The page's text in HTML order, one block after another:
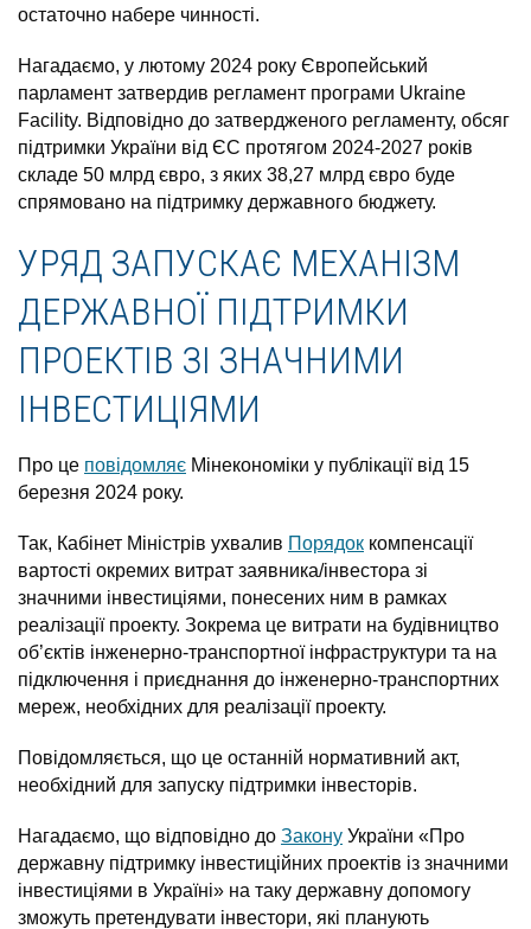
остаточно набере чинності.
Нагадаємо, у лютому 2024 року Європейський
парламент затвердив регламент програми Ukraine
Facility. Відповідно до затвердженого регламенту, обсяг
підтримки України від ЄС протягом 2024-2027 років
складе 50 млрд євро, з яких 38,27 млрд євро буде
спрямовано на підтримку державного бюджету.
УРЯД ЗАПУСКАЄ МЕХАНІЗМ
ДЕРЖАВНОЇ ПІДТРИМКИ
ПРОЕКТІВ ЗІ ЗНАЧНИМИ
ІНВЕСТИЦІЯМИ
Про це повідомляє Мінекономіки у публікації від 15
березня 2024 року.
Так, Кабінет Міністрів ухвалив Порядок компенсації
вартості окремих витрат заявника/інвестора зі
значними інвестиціями, понесених ним в рамках
реалізації проекту. Зокрема це витрати на будівництво
об’єктів інженерно-транспортної інфраструктури та на
підключення і приєднання до інженерно-транспортних
мереж, необхідних для реалізації проекту.
Повідомляється, що це останній нормативний акт,
необхідний для запуску підтримки інвесторів.
Нагадаємо, що відповідно до Закону України «Про
державну підтримку інвестиційних проектів із значними
інвестиціями в Україні» на таку державну допомогу
зможуть претендувати інвестори, які планують